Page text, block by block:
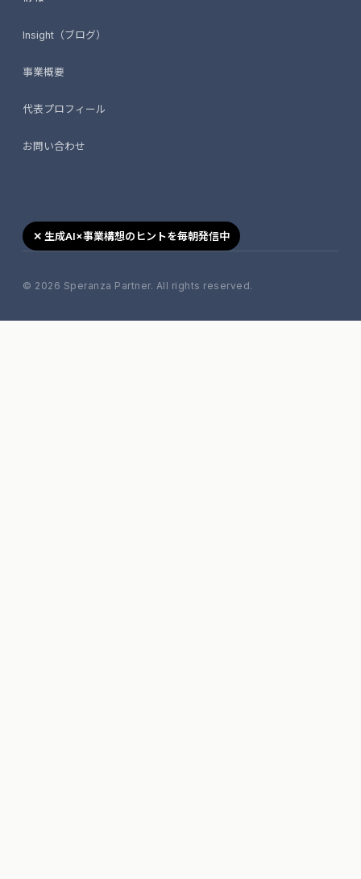
Insight（ブログ）
事業概要
代表プロフィール
お問い合わせ
✕ 生成AI×事業構想のヒントを毎朝発信中
© 2026 Speranza Partner. All rights reserved.